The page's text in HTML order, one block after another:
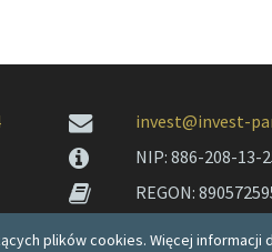
invest@invest-
NIP: 886-208-13-
REGON:
plików cookies. Więcej